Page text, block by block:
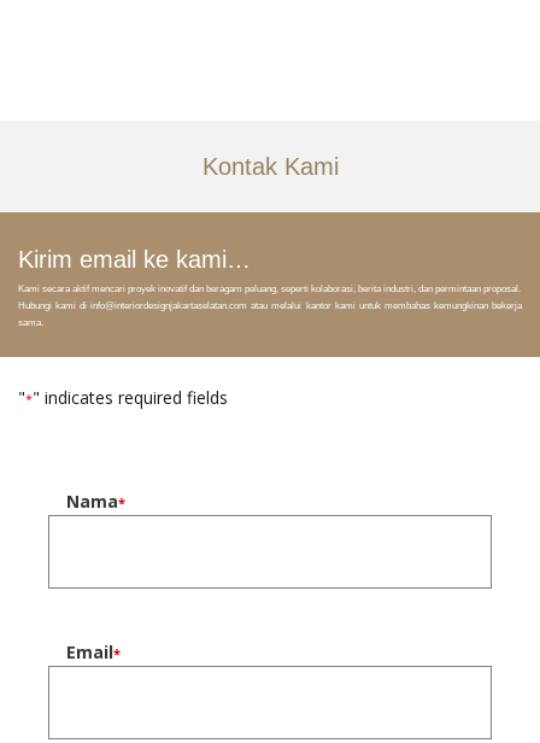
Ideas
Kontak Kami
Kirim email ke kami…
Kami secara aktif mencari proyek inovatif dan beragam peluang, seperti kolaborasi, berita industri, dan permintaan proposal.
Hubungi kami di info@interiordesignjakartaselatan.com atau melalui kantor kami untuk membahas kemungkinan bekerja
sama.
"*" indicates required fields
Nama*
Email*